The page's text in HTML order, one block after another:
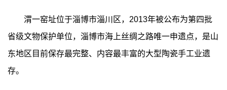
渭一窑址位于淄博市淄川区，2013年被公布为第四批
省级文物保护单位，淄博市海上丝绸之路唯一申遗点，是山
东地区目前保存最完整、内容最丰富的大型陶瓷手工业遗
存。